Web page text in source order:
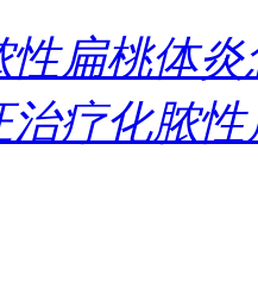
性扁桃体
疗化脓